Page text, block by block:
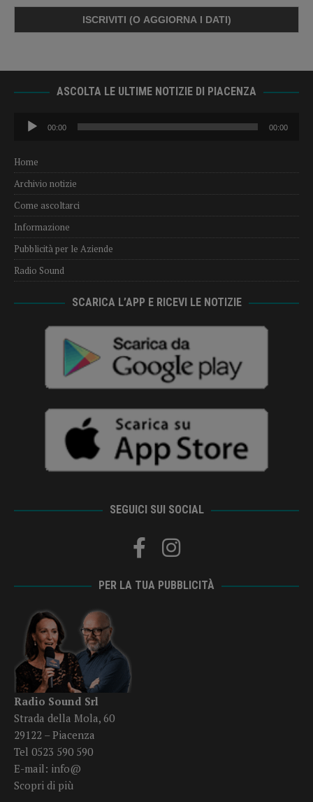
ASCOLTA LE ULTIME NOTIZIE DI PIACENZA
Audio
Player
00:00 00:00
Home
Archivio notizie
Come ascoltarci
Informazione
Pubblicità per le Aziende
Radio Sound
SCARICA L’APP E RICEVI LE NOTIZIE
SEGUICI SUI SOCIAL
PER LA TUA PUBBLICITÀ
Radio Sound Srl
Strada della Mola, 60
29122 – Piacenza
Tel 0523 590 590
E-mail: info@
Scopri di più